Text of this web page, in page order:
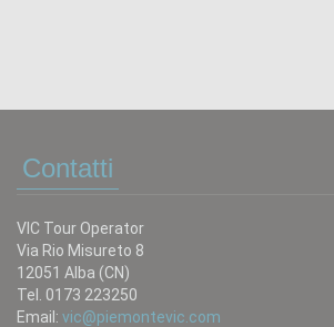
Contatti
VIC Tour Operator
Via Rio Misureto 8
12051 Alba (CN)
Tel. 0173 223250
Email: vic@piemontevic.com